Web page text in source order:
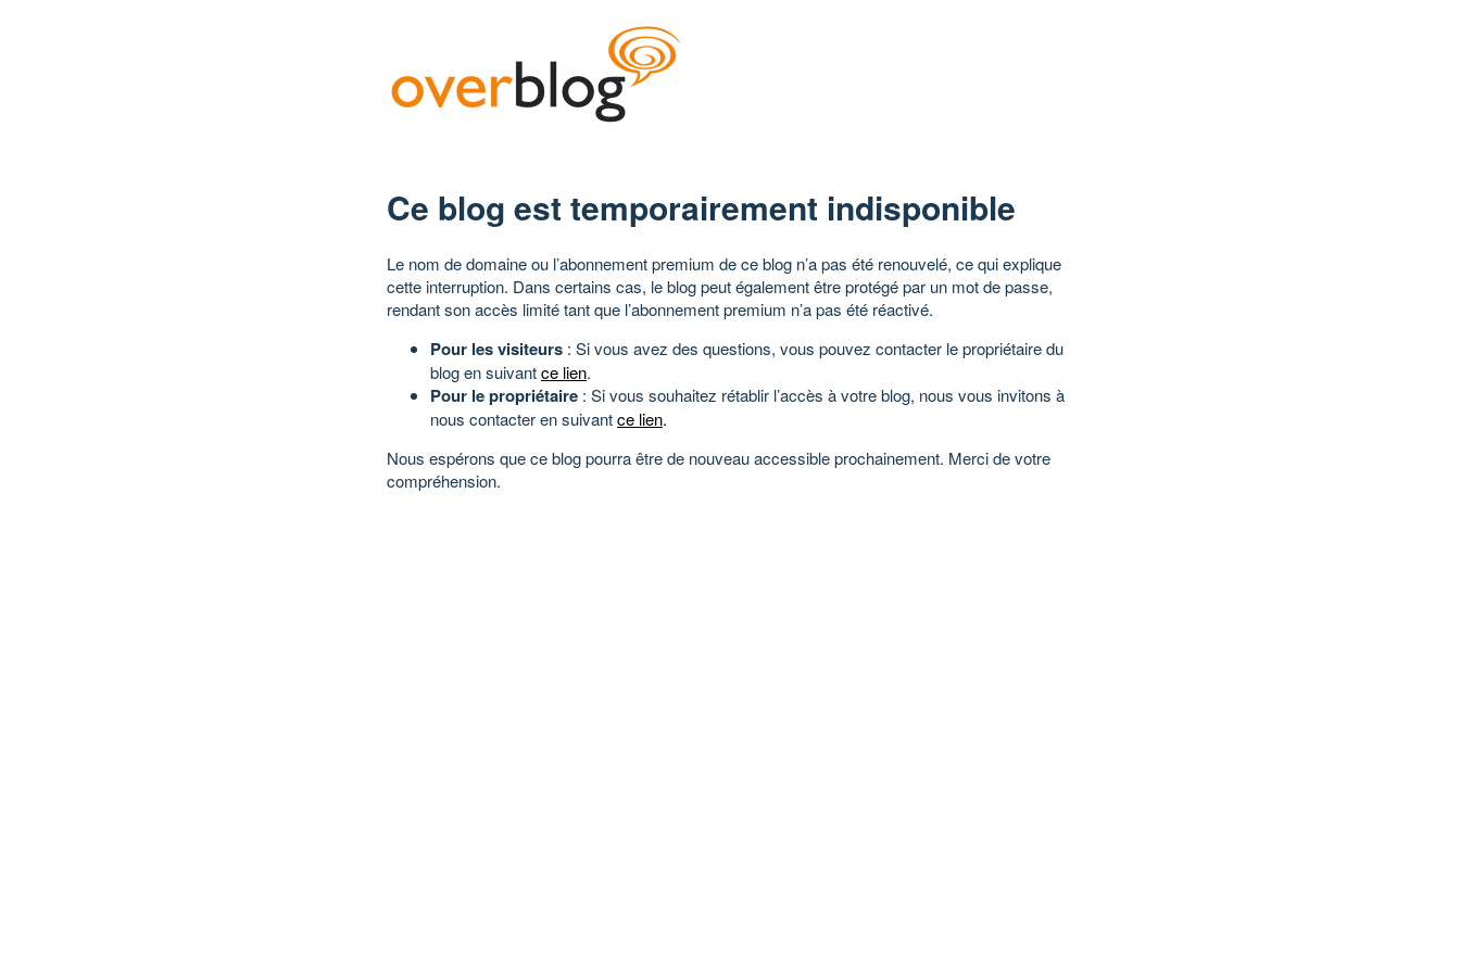
Ce blog est temporairement indisponible
Le nom de domaine ou l’abonnement premium de ce blog n’a pas été renouvelé, ce qui explique
cette interruption. Dans certains cas, le blog peut également être protégé par un mot de passe,
rendant son accès limité tant que l’abonnement premium n’a pas été réactivé.
Pour les visiteurs : Si vous avez des questions, vous pouvez contacter le propriétaire du
blog en suivantce lien.
Pour le propriétaire : Si vous souhaitez rétablir l’accès à votre blog, nous vous invitons à
nous contacter en suivantce lien.
Nous espérons que ce blog pourra être de nouveau accessible prochainement. Merci de votre
compréhension.